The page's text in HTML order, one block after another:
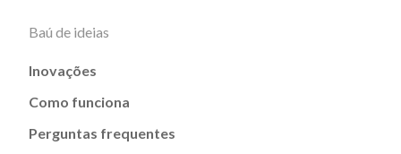
Baú de ideias
Inovações
Como funciona
Perguntas frequentes